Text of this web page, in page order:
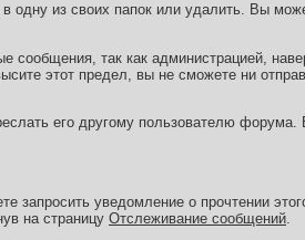
из своих папок или удалить. Вы
сообщения, так как администрацией,
этот предел, вы не сможете ни
его другому пользователю
запросить уведомление о прочтении
на страницу Отслеживание сообщений